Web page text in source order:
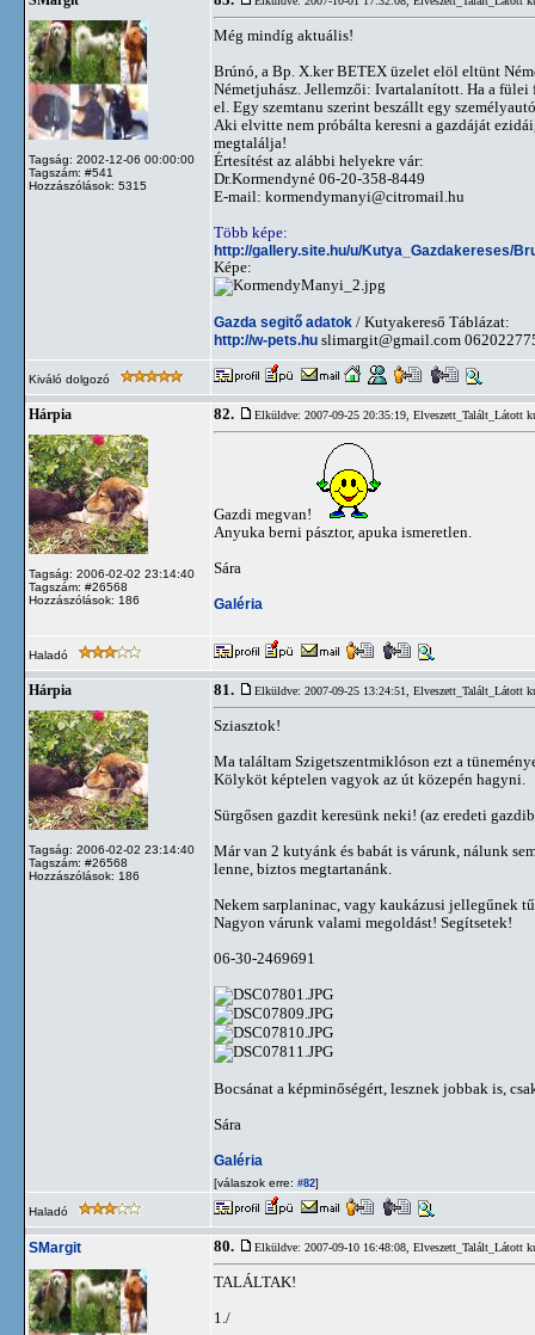
Tagság: 2002-12-06 00:00:00
Tagszám: #541
Hozzászólások: 5315
Még mindíg aktuális!
Brúnó, a Bp. X.ker BETEX üzelet elöl eltünt
Németjuhász. Jellemzői: Ivartalanított. Ha a
el. Egy szemtanu szerint beszállt egy
Aki elvitte nem próbálta keresni a gazdáját
megtalálja!
Értesítést az alábbi helyekre vár:
Dr.Kormendyné 06-20-358-8449
E-mail: kormendymanyi@citromail.hu
Több képe:
http://gallery.site.hu/u/Kutya_Gazdakereses/
Képe:
Gazda segitő adatok / Kutyakereső Táblázat:
http://w-pets.hu slimargit@gmail.com
Kiváló dolgozó
Hárpia
Tagság: 2006-02-02 23:14:40
Tagszám: #26568
Hozzászólások: 186
82. Elküldve: 2007-09-25 20:35:19, Elveszett_Talált_Látott
Gazdi megvan!
Anyuka berni pásztor, apuka ismeretlen.
Sára
Galéria
Haladó
Hárpia
Tagság: 2006-02-02 23:14:40
Tagszám: #26568
Hozzászólások: 186
81. Elküldve: 2007-09-25 13:24:51, Elveszett_Talált_Látott
Sziasztok!
Ma találtam Szigetszentmiklóson ezt a
Kölyköt képtelen vagyok az út közepén hagyni.
Sürgősen gazdit keresünk neki! (az eredeti
Már van 2 kutyánk és babát is várunk, nálunk
lenne, biztos megtartanánk.
Nekem sarplaninac, vagy kaukázusi jellegűnek
Nagyon várunk valami megoldást! Segítsetek!
06-30-2469691
Bocsánat a képminőségért, lesznek jobbak is,
Sára
Galéria
[válaszok erre: #82]
Haladó
SMargit 80. Elküldve: 2007-09-10 16:48:08, Elveszett_Talált_Látott
TALÁLTAK!
1./